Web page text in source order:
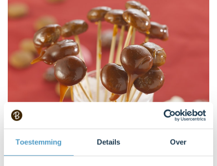
Toestemming Details Over